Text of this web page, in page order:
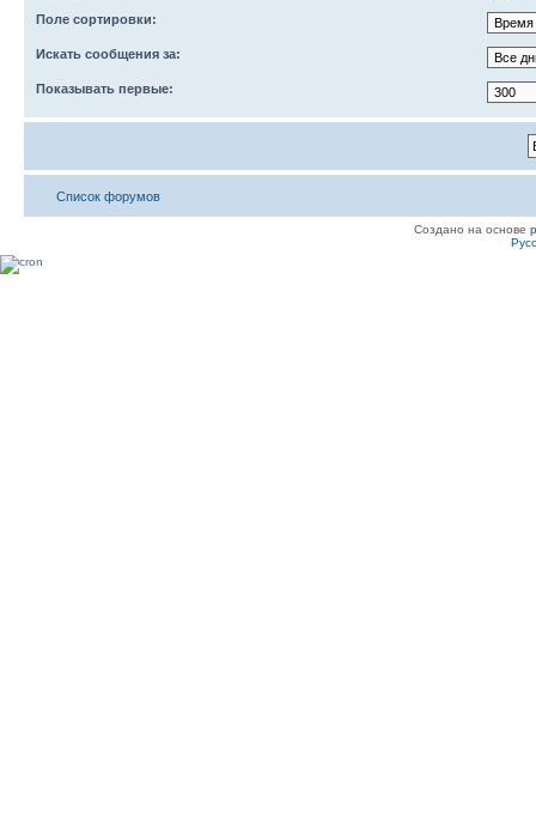
Поле сортировки:
Искать сообщения за:
Показывать первые:
Список форумов
Создано на основе